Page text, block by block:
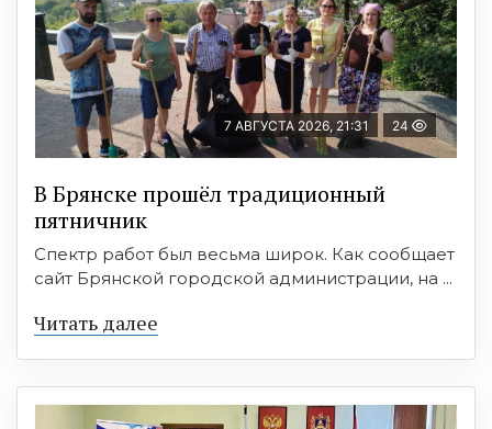
7 АВГУСТА 2026, 21:31 24
В Брянске прошёл традиционный
пятничник
Спектр работ был весьма широк. Как сообщает
сайт Брянской городской администрации, на ...
Читать далее